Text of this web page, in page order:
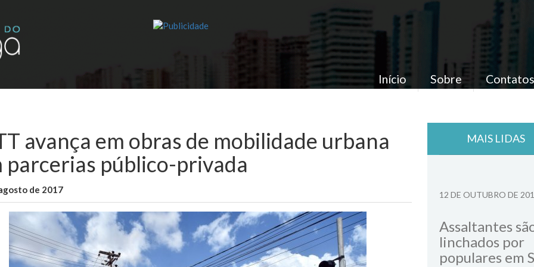
Início Sobre Contatos
avança em obras de mobilidade urbana
parcerias público-privada
de 2017
MAIS LIDAS
12 DE OUTUBRO DE
Assaltantes
linchados por
populares em